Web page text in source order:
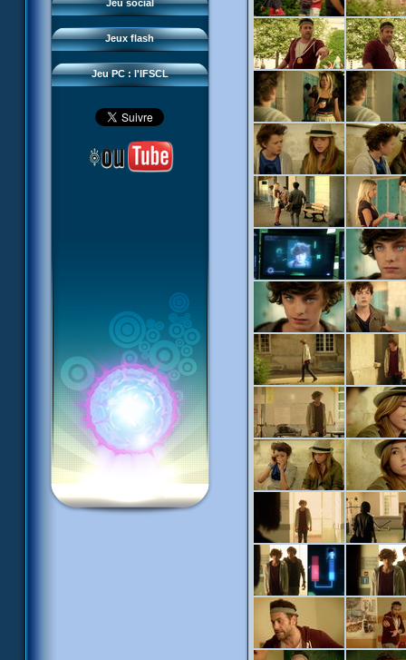
Jeu social
Jeux flash
Sector 2 Escape
Jeu PC : l'IFSCL
Téléchargements
Réseau IFSCL